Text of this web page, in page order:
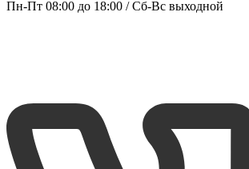
Пн-Пт 08:00 до 18:00 / Сб-Вс выходной